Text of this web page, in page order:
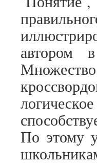
автором
По этому